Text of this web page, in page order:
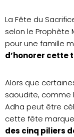
La Fête du
selon le Prophète
pour une famille
d’honorer cette
Alors que
saoudite, comme
Adha peut être
cette fête marque
des cinq piliers